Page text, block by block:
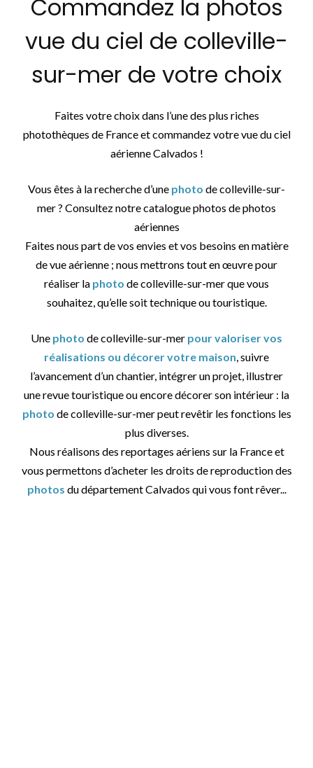
Commandez la photos
vue du ciel de colleville-
sur-mer de votre choix
Faites votre choix dans l’une des plus riches
photothèques de France et commandez votre vue du ciel
aérienne Calvados !
Vous êtes à la recherche d’une photo de colleville-sur-
mer ? Consultez notre catalogue photos de photos
aériennes
Faites nous part de vos envies et vos besoins en matière
de vue aérienne ; nous mettrons tout en œuvre pour
réaliser la photo de colleville-sur-mer que vous
souhaitez, qu’elle soit technique ou touristique.
Une photo de colleville-sur-mer pour valoriser vos
réalisations ou décorer votre maison, suivre
l’avancement d’un chantier, intégrer un projet, illustrer
une revue touristique ou encore décorer son intérieur : la
photo de colleville-sur-mer peut revêtir les fonctions les
plus diverses.
Nous réalisons des reportages aériens sur la France et
vous permettons d’acheter les droits de reproduction des
photos du département Calvados qui vous font rêver...